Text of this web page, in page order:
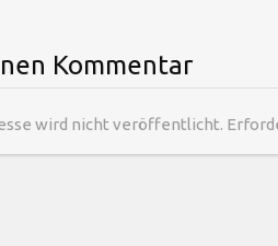
Kommentar
wird nicht veröffentlicht.